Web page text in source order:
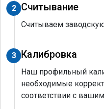
2 Считывание
Считываем
3 Калибровка
Наш профильный
необходимые
соответствии с